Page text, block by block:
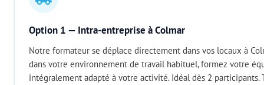
Option 1 — Intra-entreprise à Colmar
Notre formateur se déplace directement dans vos locaux à
dans votre environnement de travail habituel, formez votre
intégralement adapté à votre activité. Idéal dès 2 participants.